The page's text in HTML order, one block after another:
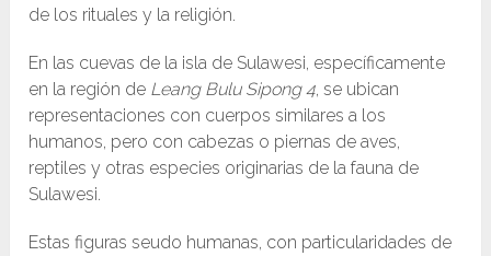
de los rituales y la religión.
En las cuevas de la isla de Sulawesi, específicamente
en la región de Leang Bulu Sipong 4 , se ubican
representaciones con cuerpos similares a los
humanos, pero con cabezas o piernas de aves,
reptiles y otras especies originarias de la fauna de
Sulawesi.
Estas figuras seudo humanas, con particularidades de